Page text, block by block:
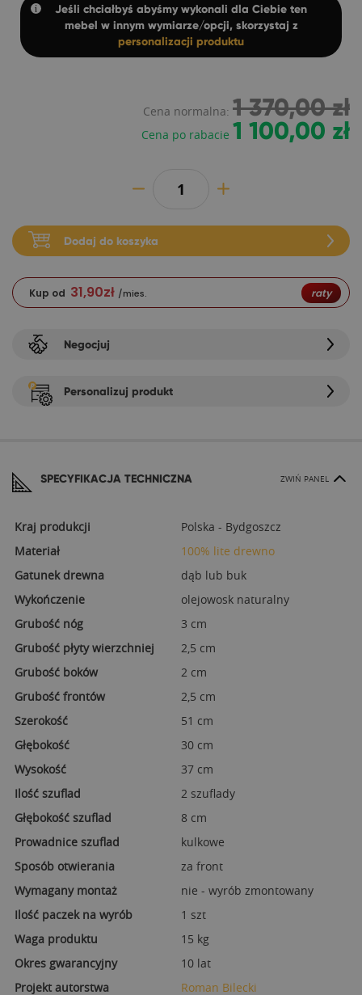
Jeśli chciałbyś abyśmy wykonali dla Ciebie ten
mebel w innym wymiarze/opcji, skorzystaj z
personalizacji produktu
Cena normalna: 1 370,00 zł
Cena po rabacie 1 100,00 zł
Dodaj do koszyka
Kup od 31,90zł /mies. raty
Negocjuj
Personalizuj produkt
SPECYFIKACJA TECHNICZNA ZWIŃ PANEL
Kraj produkcji
Polska - Bydgoszcz
Materiał
100% lite drewno
Gatunek drewna
dąb lub buk
Wykończenie
olejowosk naturalny
Grubość nóg
3 cm
Grubość płyty wierzchniej
2,5 cm
Grubość boków
2 cm
Grubość frontów
2,5 cm
Szerokość
51 cm
Głębokość
30 cm
Wysokość
37 cm
Ilość szuflad
2 szuflady
Głębokość szuflad
8 cm
Prowadnice szuflad
kulkowe
Sposób otwierania
za front
Wymagany montaż
nie - wyrób zmontowany
Ilość paczek na wyrób
1 szt
Waga produktu
15 kg
Okres gwarancyjny
10 lat
Projekt autorstwa
Roman Bilecki